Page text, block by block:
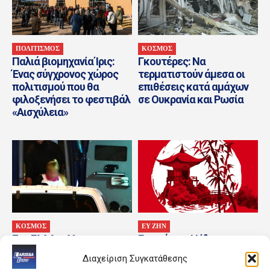
Διαχείριση Συγκατάθεσης
ΠΟΛΙΤΙΣΜΟΣ
Παλιά βιομηχανία Ίρις:
Ένας σύγχρονος χώρος
πολιτισμού που θα
φιλοξενήσει το φεστιβάλ
«Αισχύλεια»
ΚΟΣΜΟΣ
Γκουτέρες: Να
τερματιστούν άμεσα οι
επιθέσεις κατά αμάχων
σε Ουκρανία και Ρωσία
ΚΟΣΜΟΣ
Στη ΓΑΔΑ η 46χρονη της
Marfin – Οι πρώτες
φωτογραφίες από την
ΕΥ ΖΗΝ
Γιοσούκου: Η ίδια η
διαδρομή είναι η
πραγμάτωση.